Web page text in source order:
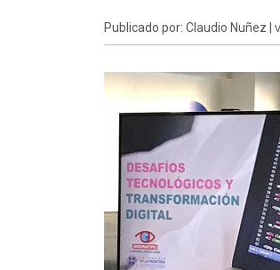
Publicado por: Claudio Nuñez |